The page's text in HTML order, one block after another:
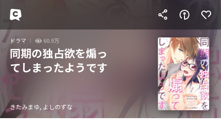
ドラマ 60.9万
同期の独占欲を煽っ
てしまったようです
きたみまゆ, よしのずな